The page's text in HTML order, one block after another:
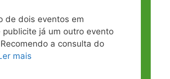
de dois eventos em
já um outro evento
a consulta do
mais